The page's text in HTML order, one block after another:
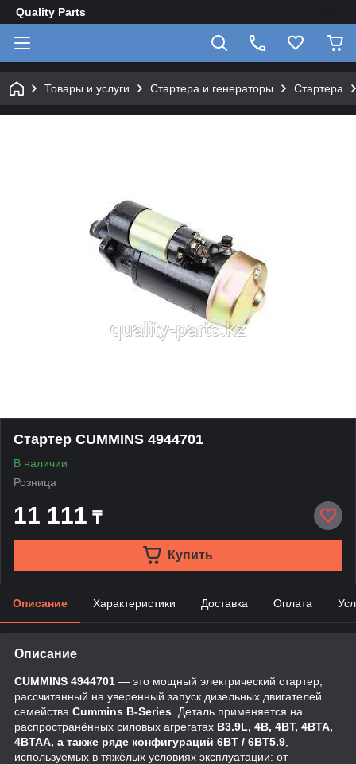
Quality Parts
Товары и услуги Стартера и генераторы Стартера
Стартер CUMMINS 4944701
В наличии
Розница
11 111 ₸
Купить
Описание Характеристики Доставка Оплата
Описание
CUMMINS 4944701 — это мощный электрический стартер,
рассчитанный на уверенный запуск дизельных двигателей
семейства Cummins B-Series . Деталь применяется на
распространённых силовых агрегатах B3.9L, 4B, 4BT, 4BTA,
4BTAA, а также ряде конфигураций 6BT / 6BT5.9
используемых в тяжёлых условиях эксплуатации: от